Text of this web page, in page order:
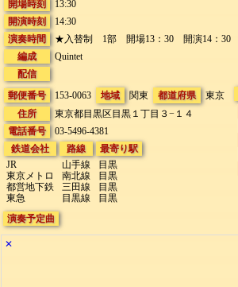
開場時刻
13:30
開演時刻
14:30
演奏時間
★入替制 1部 開場13：30 開演14：30
編成
Quintet
配信
郵便番号
153-0063 地域 関東 都道府県
東京
住所
東京都目黒区目黒１丁目３−１４
電話番号
03-5496-4381
鉄道会社
JR
東京メトロ
都営地下鉄
東急
路線
山手線
南北線
三田線
目黒線
最寄り駅
目黒
目黒
目黒
目黒
演奏予定曲
✕